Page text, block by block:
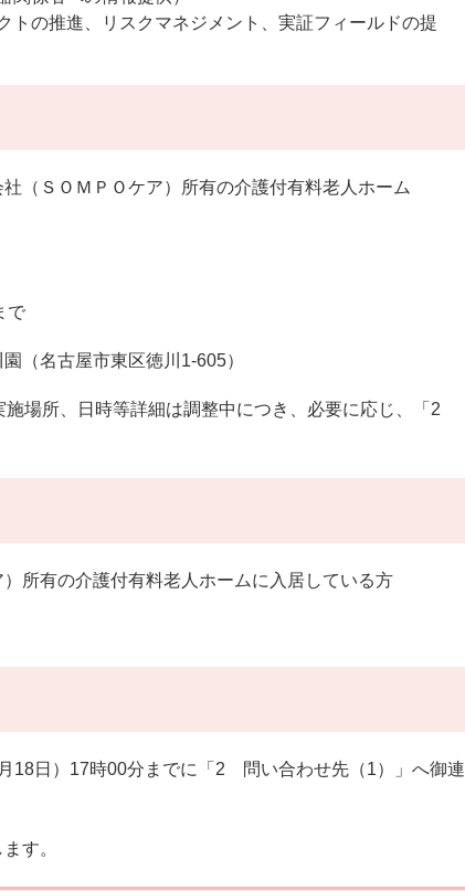
トの推進、リスクマネジメント、実証フィールドの提
（ＳＯＭＰＯケア）所有の介護付有料老人ホーム
で
（名古屋市東区徳川1-605）
場所、日時等詳細は調整中につき、必要に応じ、「2
所有の介護付有料老人ホームに入居している方
18日）17時00分までに「2 問い合わせ先（1）」へ御連
す。